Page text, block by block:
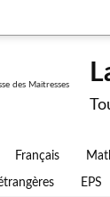
Français
EPS